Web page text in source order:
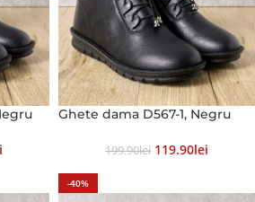
Ghete dama D567-1, Negru
199.90Lei 119.90Lei
-40%